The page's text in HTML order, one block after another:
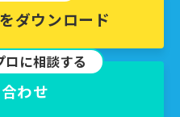
ダウンロード
に相談する
わせ